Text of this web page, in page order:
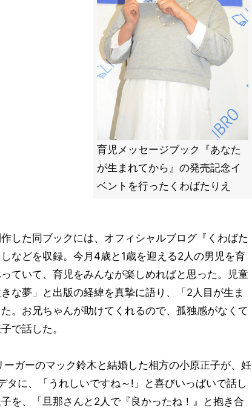
育児メッセージブック『あなた
が生まれてから』の発売記念イ
ベントを行ったくわばたりえ
した同ブックには、オフィシャルブログ『くわばた
などを収録。今月4歳と1歳を迎える2人の男児を育
ていて、育児をみんなが楽しめればと思った。児童
な夢」と出版の経緯を真摯に語り、「2人目が生ま
。お兄ちゃんが助けてくれるので、孤独感がなくて
で話した。
ガーのマック鈴木と結婚した相方の小原正子が、妊
タに、「うれしいですね～!」と喜びいっぱいで話し
を、「旦那さんと2人で『良かったね！』と抱き合